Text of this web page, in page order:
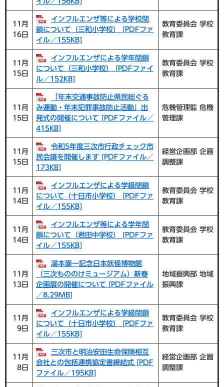
11月
16日
インフルエンザ等による学校閉
鎖について（三和小学校） [PDFファ
イル／155KB]
教育委員会 学校
教育課
11月
15日
インフルエンザによる学年閉鎖
について（三和小学校） [PDFファイ
ル／152KB]
教育委員会 学校
教育課
11月
15日
「年末交通事故防止県民総ぐる
み運動・年末犯罪事故防止活動」出
発式の開催について [PDFファイル／
415KB]
危機管理監 危機
管理課
11月
15日
令和5年度三次市行政チェック市
民会議を開催します [PDFファイル／
173KB]
経営企画部 企画
調整課
11月
14日
インフルエンザによる学級閉鎖
について（十日市小学校） [PDFファ
イル／155KB]
教育委員会 学校
教育課
11月
14日
インフルエンザ等による学年閉
鎖について（君田中学校） [PDFファ
イル／155KB]
教育委員会 学校
教育課
11月
13日
湯本豪一記念日本妖怪博物館
（三次もののけミュージアム）新春
企画展の開催について [PDFファイル
／8.29MB]
地域振興部 地域
振興課
11月
9日
インフルエンザによる学級閉鎖
について（十日市小学校） [PDFファ
イル／155KB]
教育委員会 学校
教育課
11月
8日
三次市と明治安田生命保険相互
会社との包括連携協定書締結式 [PDF
ファイル／195KB]
経営企画部 企画
調整課